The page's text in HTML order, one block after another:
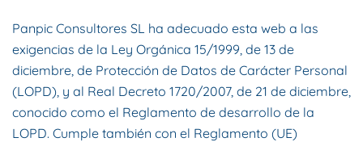
Panpic Consultores SL ha adecuado esta web a las
exigencias de la Ley Orgánica 15/1999, de 13 de
diciembre, de Protección de Datos de Carácter Personal
(LOPD), y al Real Decreto 1720/2007, de 21 de diciembre,
conocido como el Reglamento de desarrollo de la
LOPD. Cumple también con el Reglamento (UE)